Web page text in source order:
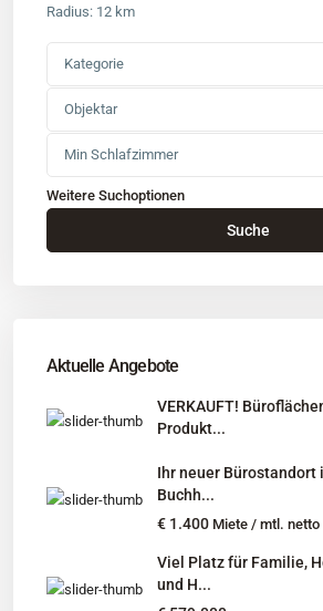
Radius: 12 km
Kategorie
Objektar
Min Schlafzimmer
Weitere Suchoptionen
Suche
Aktuelle Angebote
VERKAUFT!
Produkt...
Ihr neuer Bürostandort
Buchh...
€ 1.400 Miete / mtl. netto
Viel Platz für Familie,
und H...
Kontakt
: Buchholz in der Nordheide
Unternehmen
Immobilienangebote